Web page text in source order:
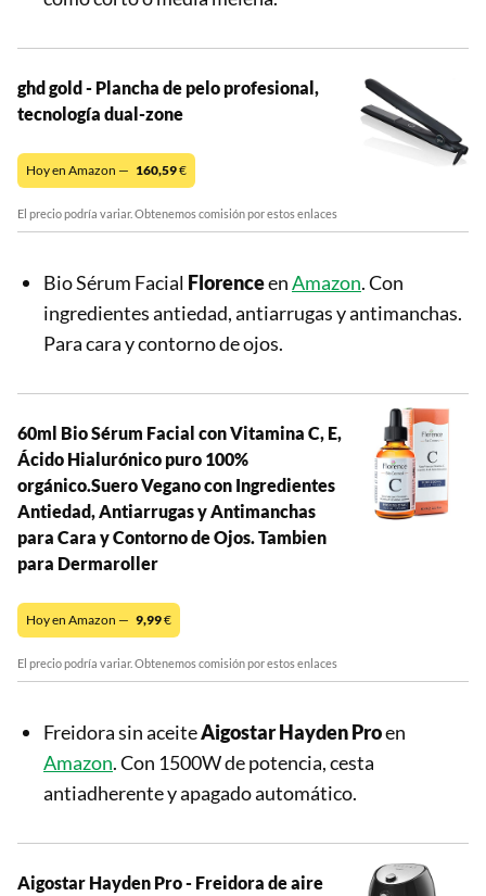
ghd gold - Plancha de pelo profesional,
tecnología dual-zone
Hoy en Amazon — 160,59€
El precio podría variar. Obtenemos comisión por estos enlaces
Bio Sérum Facial FlorenceenAmazon. Con
ingredientes antiedad, antiarrugas y antimanchas.
Para cara y contorno de ojos.
60ml Bio Sérum Facial con Vitamina C, E,
Ácido Hialurónico puro 100%
orgánico.Suero Vegano con Ingredientes
Antiedad, Antiarrugas y Antimanchas
para Cara y Contorno de Ojos. Tambien
para Dermaroller
Hoy en Amazon — 9,99€
El precio podría variar. Obtenemos comisión por estos enlaces
Freidora sin aceiteAigostar Hayden Proen
Amazon. Con 1500W de potencia, cesta
antiadherente y apagado automático.
Aigostar Hayden Pro - Freidora de aire